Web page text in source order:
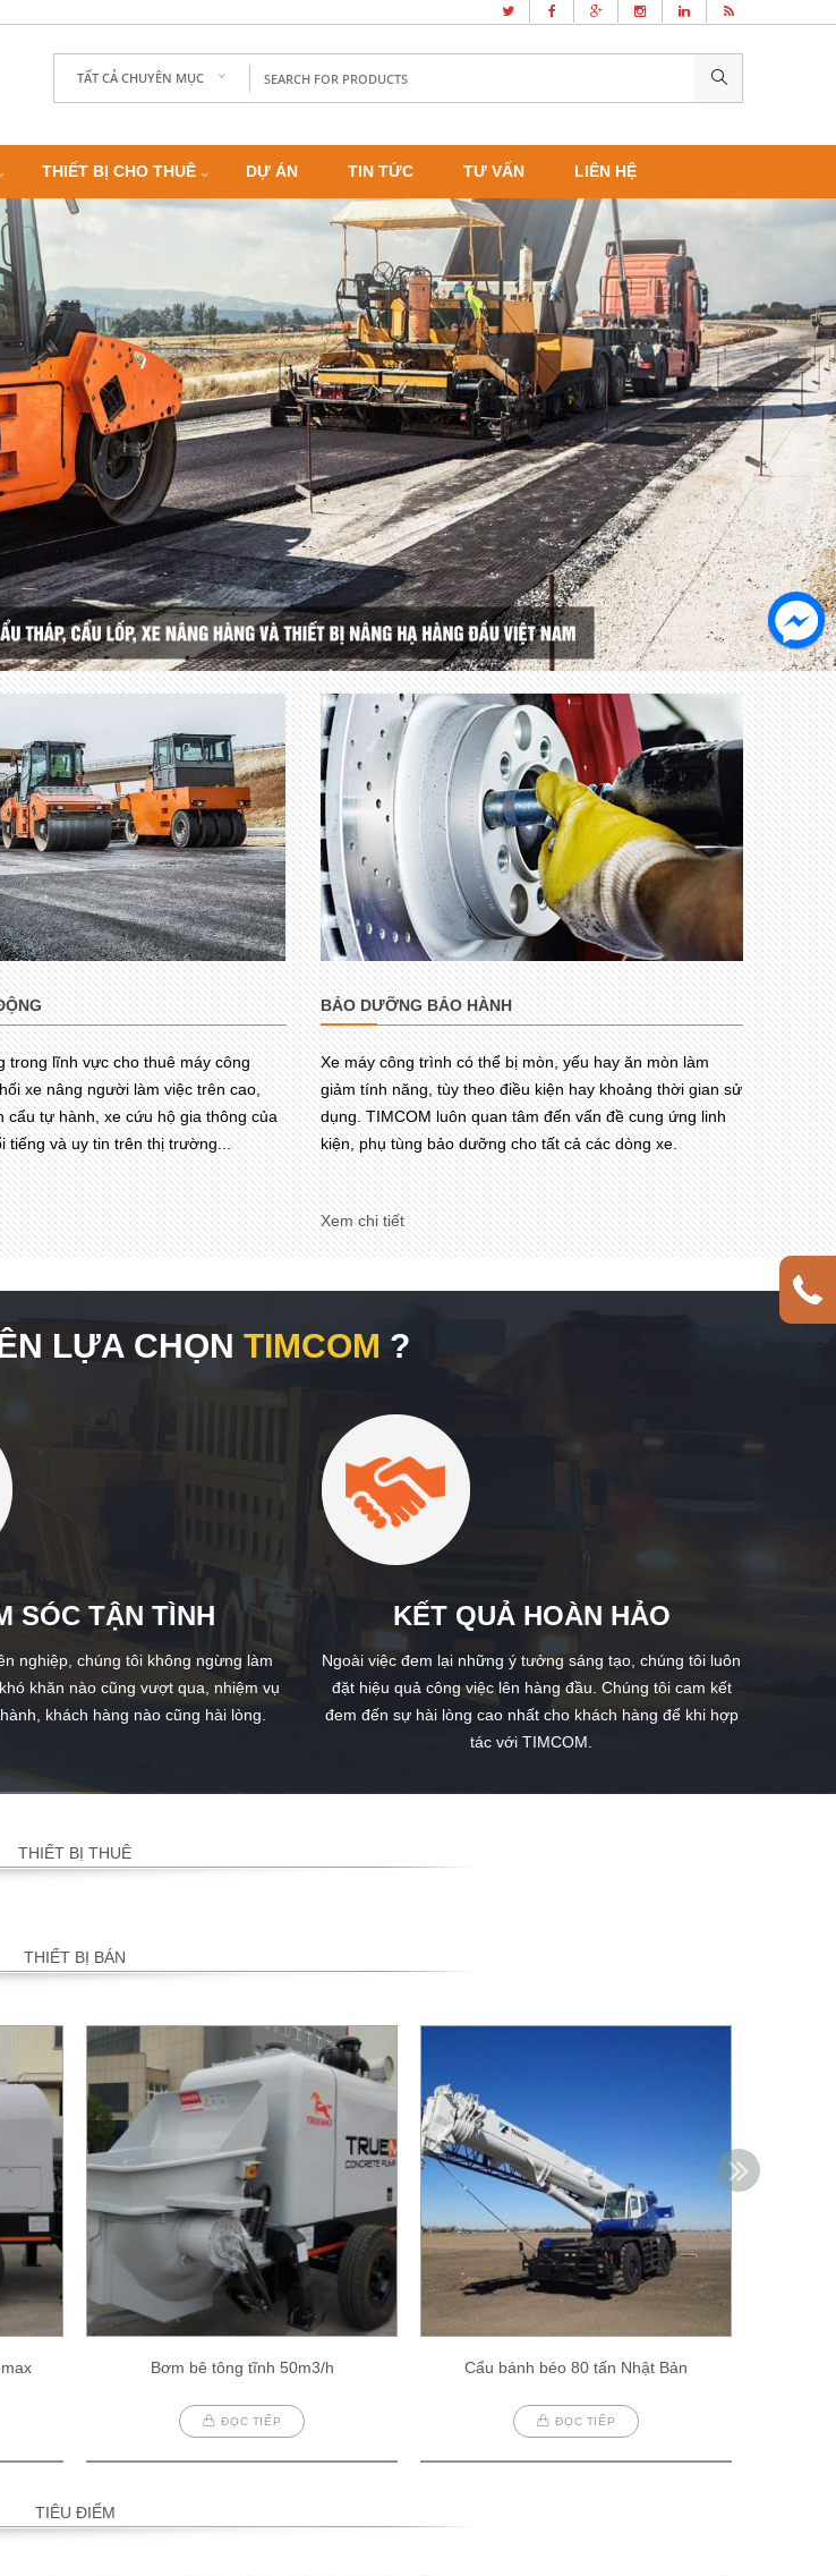
TẤT CẢ CHUYÊN MỤC
THIẾT BỊ CHO THUÊ DỰ ÁN TIN TỨC TƯ VẤN LIÊN HỆ
trong lĩnh vực cho thuê máy công
xe nâng người làm việc trên cao,
cẩu tự hành, xe cứu hộ gia thông của
tiếng và uy tin trên thị trường...
BẢO DƯỠNG BẢO HÀNH
Xe máy công trình có thể bị mòn, yếu hay ăn mòn làm
giảm tính năng, tùy theo điều kiện hay khoảng thời gian sử
dụng. TIMCOM luôn quan tâm đến vấn đề cung ứng linh
kiện, phụ tùng bảo dưỡng cho tất cả các dòng xe.
Xem chi tiết
LỰA CHỌN TIMCOM ?
SÓC TẬN TÌNH
nghiệp, chúng tôi không ngừng làm
khăn nào cũng vượt qua, nhiệm vụ
khách hàng nào cũng hài lòng.
KẾT QUẢ HOÀN HẢO
Ngoài việc đem lại những ý tưởng sáng tạo, chúng tôi luôn
đặt hiệu quả công việc lên hàng đầu. Chúng tôi cam kết
đem đến sự hài lòng cao nhất cho khách hàng để khi hợp
tác với TIMCOM.
THIẾT BỊ THUÊ
THIẾT BỊ BÁN
Bơm bê tông tĩnh 50m3/h
ĐỌC TIẾP
Cẩu bánh béo 80 tấn Nhật Bản
ĐỌC TIẾP
TIÊU ĐIỂM